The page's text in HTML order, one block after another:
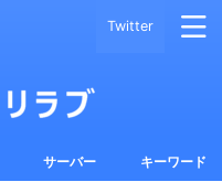
Twitter
サーバー キーワード